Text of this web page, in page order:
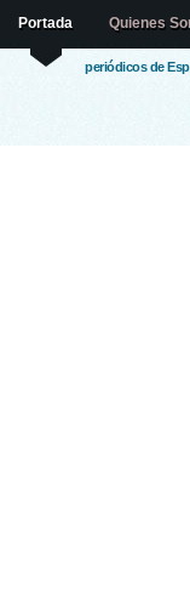
periódicos de
Portada Quienes